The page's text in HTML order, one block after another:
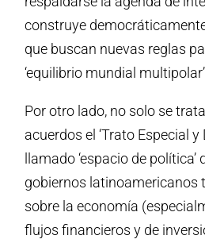
construye
que buscan nuevas reglas
‘equilibrio mundial
Por otro lado, no solo se
acuerdos el ‘Trato Especial y
llamado ‘espacio de
gobiernos latinoamericanos
sobre la economía
flujos financieros y de